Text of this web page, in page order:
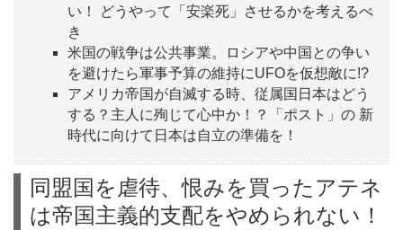
い！ どうやって「安楽死」させるかを考えるべ
き
米国の戦争は公共事業。ロシアや中国との争い
を避けたら軍事予算の維持にUFOを仮想敵に!?
アメリカ帝国が自滅する時、従属国日本はどう
する？主人に殉じて心中か！？「ポスト」の 新
時代に向けて日本は自立の準備を！
同盟国を虐待、恨みを買ったアテネ
は帝国主義的支配をやめられない！